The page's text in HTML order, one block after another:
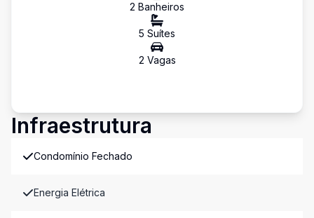
2 Banheiros
5 Suítes
2 Vagas
Infraestrutura
Condomínio Fechado
Energia Elétrica